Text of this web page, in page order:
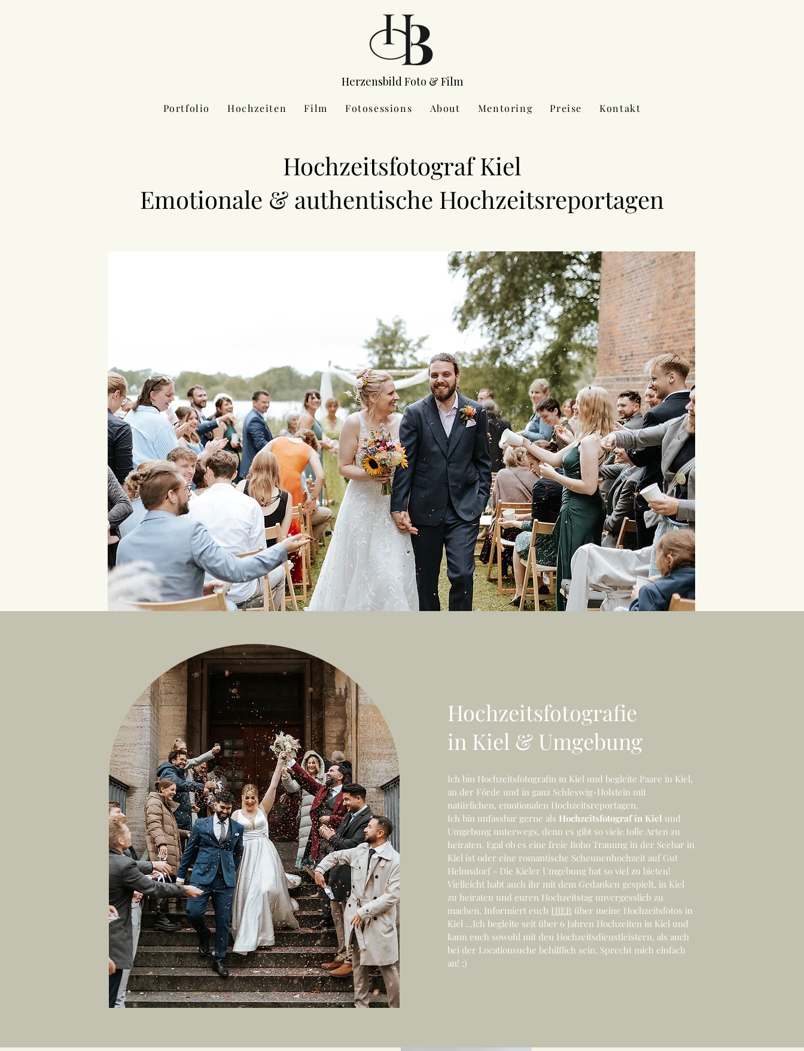
Herzensbild Foto & Film
Portfolio Hochzeiten Film Fotosessions About Mentoring Preise Kontakt
Hochzeitsfotograf Kiel
Emotionale & authentische Hochzeitsreportagen
Hochzeitsfotografie
in Kiel & Umgebung
Ich bin Hochzeitsfotografin in Kiel und begleite Paare in Kiel,
an der Förde und in ganz Schleswig-Holstein mit
natürlichen, emotionalen Hochzeitsreportagen.
Ich bin unfassbar gerne als Hochzeitsfotograf in Kiel und
Umgebung unterwegs, denn es gibt so viele tolle Arten zu
heiraten. Egal ob es eine freie Boho Trauung in der Seebar in
Kiel ist oder eine romantische Scheunenhochzeit auf Gut
Helmsdorf - Die Kieler Umgebung hat so viel zu bieten!
Vielleicht habt auch ihr mit dem Gedanken gespielt, in Kiel
zu heiraten und euren Hochzeitstag unvergesslich zu
machen. Informiert euch HIER über meine Hochzeitsfotos in
Kiel ...Ich begleite seit über 6 Jahren Hochzeiten in Kiel und
kann euch sowohl mit den Hochzeitsdienstleistern, als auch
bei der Locationsuche behilflich sein. Sprecht mich einfach
an! :)